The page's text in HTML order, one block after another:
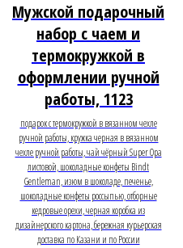
Мужской подарочный
набор с чаем и
термокружкой в
оформлении ручной
работы, 1123
подарок с термокружкой в вязанном чехле
ручной работы, кружка черная в вязанном
чехле ручной работы, чай чёрный Super Opa
листовой, шоколадные конфеты Bindt
Gentleman, изюм в шоколаде, печенье,
шоколадные конфеты россыпью, отборные
кедровые орехи, черная коробка из
дизайнерского картона, бережная курьерская
доставка по Казани и по России